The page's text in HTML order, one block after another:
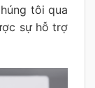
tôi qua
sự hỗ trợ